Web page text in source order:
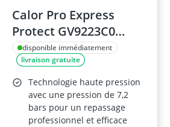
Calor Pro Express
Protect GV9223C0
Centrale vapeur
disponible immédiatement
livraison gratuite
Technologie haute pression
avec une pression de 7,2
bars pour un repassage
professionnel et efficace